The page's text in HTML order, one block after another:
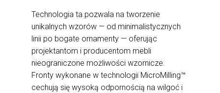
Technologia ta pozwala na tworzenie
unikalnych wzorów — od minimalistycznych
linii po bogate ornamenty — oferując
projektantom i producentom mebli
nieograniczone możliwości wzornicze.
Fronty wykonane w technologii MicroMilling™
cechują się wysoką odpornością na wilgoć i